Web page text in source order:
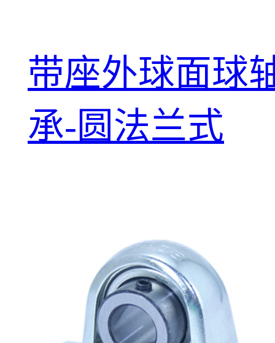
带座外球面球
承-圆法兰式